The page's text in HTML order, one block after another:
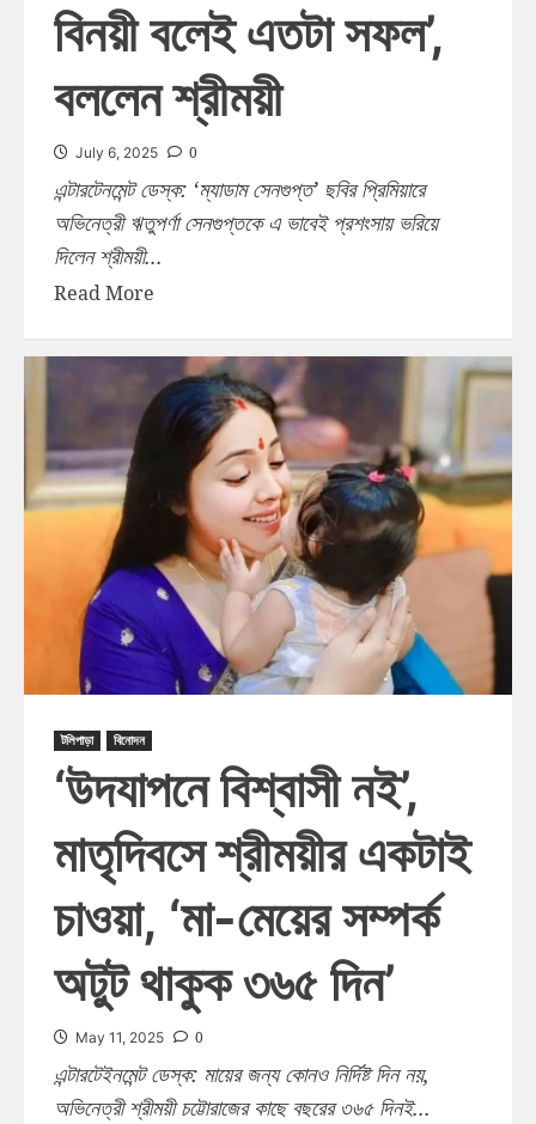
বিনয়ী বলেই এতটা সফল’,
বললেন শ্রীময়ী
July 6, 2025 0
এন্টারটেনমেন্ট ডেস্ক: ‘ম্যাডাম সেনগুপ্ত’ ছবির প্রিমিয়ারে
অভিনেত্রী ঋতুপর্ণা সেনগুপ্তকে এ ভাবেই প্রশংসায় ভরিয়ে
দিলেন শ্রীময়ী...
Read More
টলিপাড়া বিনোদন
‘উদযাপনে বিশ্বাসী নই’,
মাতৃদিবসে শ্রীময়ীর একটাই
চাওয়া, ‘মা-মেয়ের সম্পর্ক
অটুট থাকুক ৩৬৫ দিন’
May 11, 2025 0
এন্টারটেইনমেন্ট ডেস্ক: মায়ের জন্য কোনও নির্দিষ্ট দিন নয়,
অভিনেত্রী শ্রীময়ী চট্টোরাজের কাছে বছরের ৩৬৫ দিনই...